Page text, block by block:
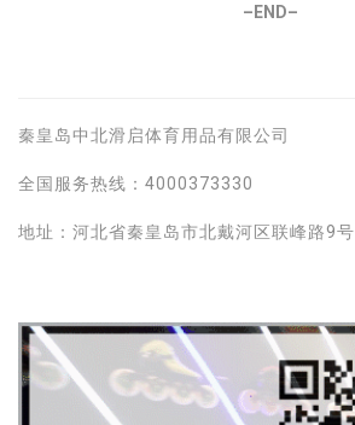
–END–
秦皇岛中北滑启体育用品有限公司
全国服务热线：4000373330
地址：河北省秦皇岛市北戴河区联峰路9号